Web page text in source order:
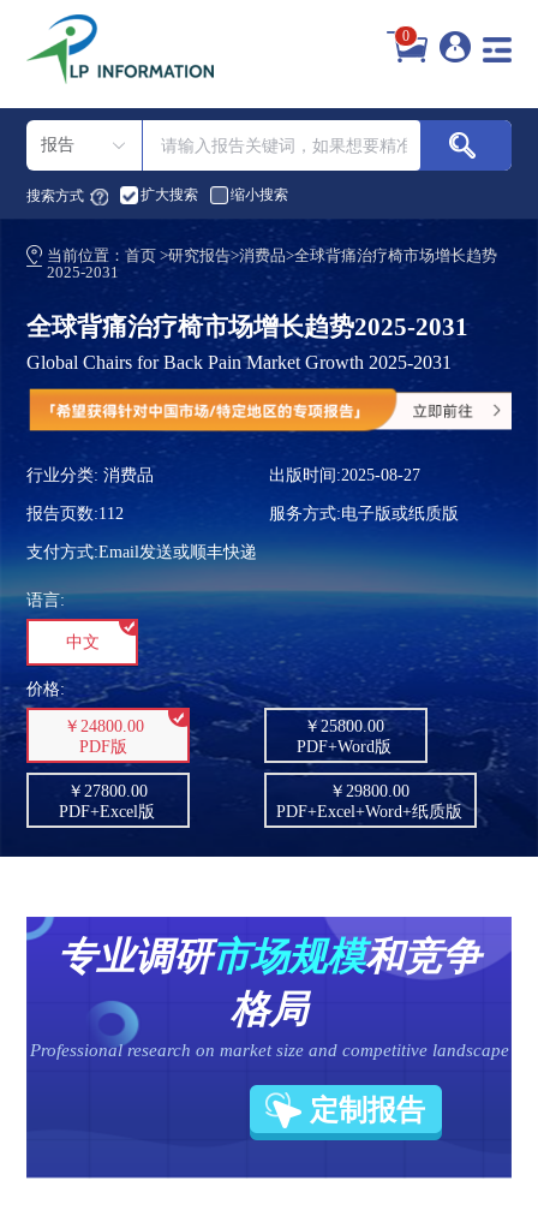
0
报告
搜索方式： 扩大搜索 缩小搜索
当前位置：首页>研究报告>消费品>全球背痛治疗椅市场增长趋势
2025-2031
全球背痛治疗椅市场增长趋势2025-2031
Global Chairs for Back Pain Market Growth 2025-2031
行业分类:消费品 出版时间:2025-08-27
报告页数:112 服务方式:电子版或纸质版
支付方式:Email发送或顺丰快递
语言:
中文
价格:
￥24800.00
PDF版
￥25800.00
PDF+Word版
￥27800.00
PDF+Excel版
￥29800.00
PDF+Excel+Word+纸质版
专业调研市场规模和竞争
格局
Professional research on market size and competitive landscape
定制报告